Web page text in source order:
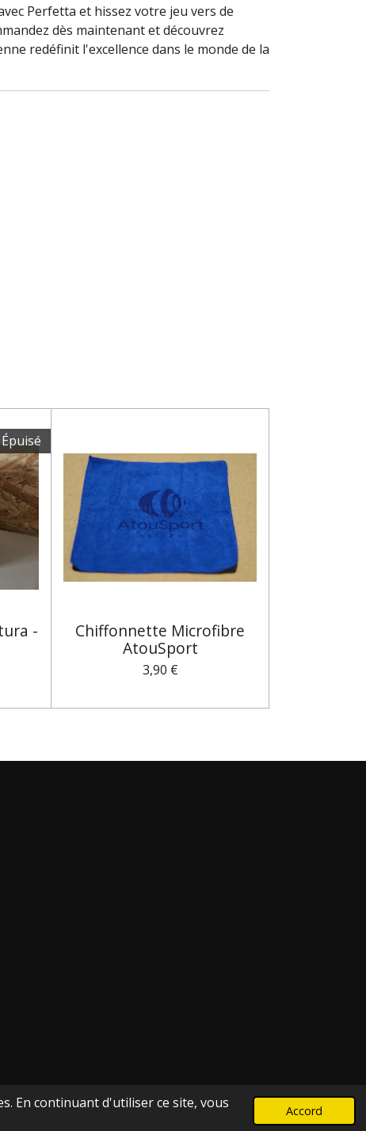
En continuant d'utiliser ce site, vous
Accord
Perfetta et hissez votre jeu vers de
dès maintenant et découvrez
redéfinit l'excellence dans le monde de la
Épuisé
-
Chiffonnette Microfibre
AtouSport
3,90 €